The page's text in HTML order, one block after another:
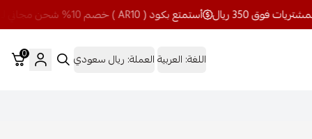
أستمتع بكود ( AR10 ) خصم 10% شحن مجاني للمشتريات فوق 350 ريال
اللغة: العربيةالعملة: ريال سعودي 0